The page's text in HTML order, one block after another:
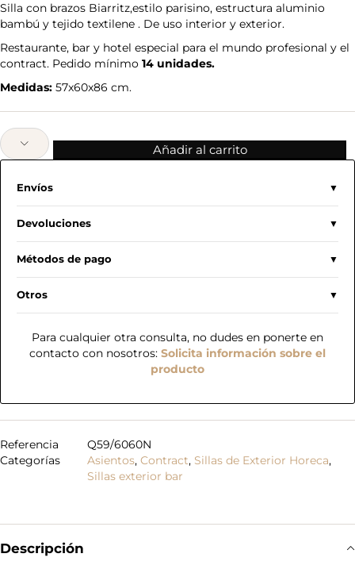
Silla con brazos Biarritz,estilo parisino, estructura aluminio
bambú y tejido textilene . De uso interior y exterior.
Restaurante, bar y hotel especial para el mundo profesional y el
contract. Pedido mínimo 14 unidades.
Medidas: 57x60x86 cm.
Añadir al carrito
Envíos
Devoluciones
Métodos de pago
Otros
Para cualquier otra consulta, no dudes en ponerte en
contacto con nosotros: Solicita información sobre el
producto
Referencia
Q59/6060N
Categorías
Asientos, Contract, Sillas de Exterior Horeca,
Sillas exterior bar
Descripción